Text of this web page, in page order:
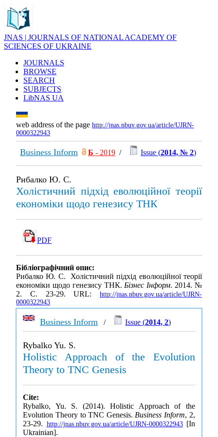
JNAS | JOURNALS OF NATIONAL ACADEMY OF
SCIENCES OF UKRAINE
JOURNALS
BROWSE
SEARCH
SUBJECTS
LibNAS UA
web address of the page http://jnas.nbuv.gov.ua/article/UJRN-
0000322943
Business Inform Б - 2019 / Issue (2014, № 2)
Рибалко Ю. С.
Холістичний підхід еволюційної теорії
економіки щодо генезису ТНК
PDF
Бібліографічний опис:
Рибалко Ю. С. Холістичний підхід еволюційної теорії
економіки щодо генезису ТНК.Бізнес Інформ. 2014. №
2. С. 23-29. URL: http://jnas.nbuv.gov.ua/article/UJRN-
0000322943
Business Inform / Issue (2014, 2)
Rybalko Yu. S.
Holistic Approach of the Evolution
Theory to TNC Genesis
Cite:
Rybalko, Yu. S. (2014). Holistic Approach of the
Evolution Theory to TNC Genesis. Business Inform, 2,
23-29. http://jnas.nbuv.gov.ua/article/UJRN-0000322943[In
Ukrainian].